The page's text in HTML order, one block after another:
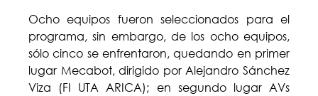
Ocho equipos fueron seleccionados para el
programa, sin embargo, de los ocho equipos,
sólo cinco se enfrentaron, quedando en primer
lugar Mecabot, dirigido por Alejandro Sánchez
Viza (FI UTA ARICA); en segundo lugar AVs